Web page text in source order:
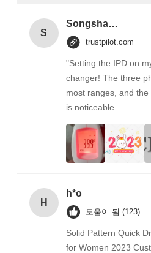
S
Songshang
trustpilot.com
"Setting the IPD on
changer! The three
most ranges, and
is noticeable.
H
h*o
도움이 됨 (123)
Solid Pattern Quick
for Women 2023